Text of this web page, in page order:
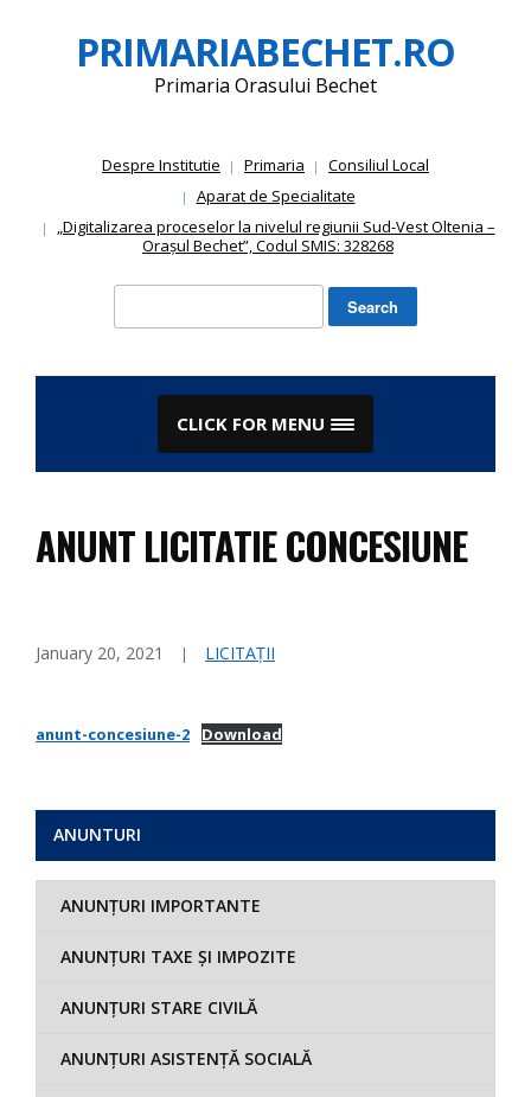
to
content
PRIMARIABECHET.RO
Primaria Orasului Bechet
Despre Institutie Primaria
Consiliul Local
Aparat de Specialitate
„Digitalizarea proceselor la nivelul regiunii Sud-Vest Oltenia –
Orașul Bechet”, Codul SMIS: 328268
CLICK FOR MENU
ANUNT LICITATIE CONCESIUNE
January 20, 2021 LICITAȚII
anunt-concesiune-2 Download
ANUNTURI
ANUNȚURI IMPORTANTE
ANUNȚURI TAXE ȘI IMPOZITE
ANUNȚURI STARE CIVILĂ
ANUNȚURI ASISTENȚĂ SOCIALĂ